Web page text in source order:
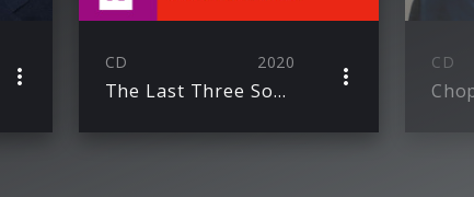
CD 2020
The Last Three Sonatas
CD